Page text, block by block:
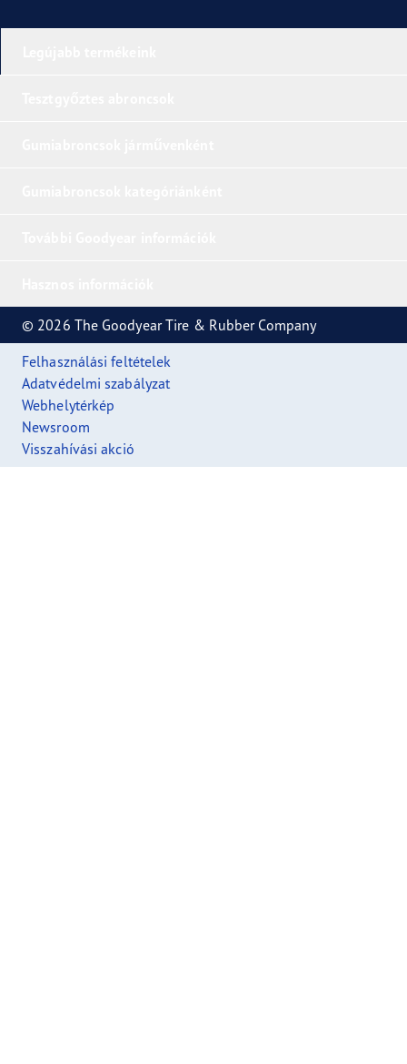
© 2026 The Goodyear Tire & Rubber Company
Felhasználási feltételek
Adatvédelmi szabályzat
Webhelytérkép
Newsroom
Visszahívási akció